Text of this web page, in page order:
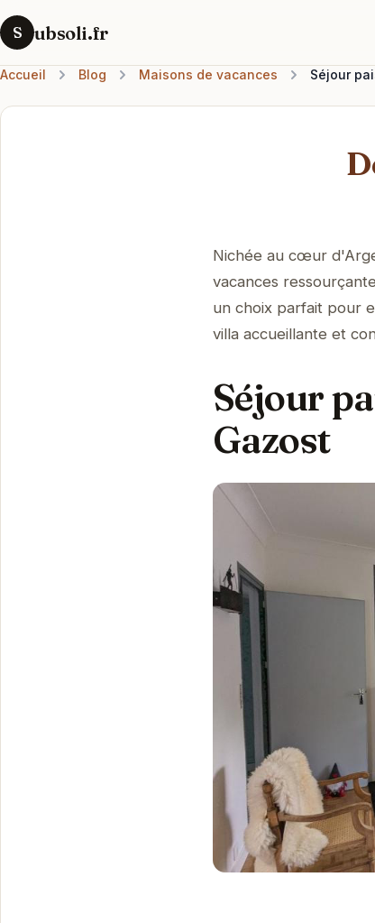
S ubsoli.fr
Accueil Blog Maisons de vacances Séjour
Nichée au cœur
vacances
un choix parfait pour
villa accueillante et
Séjour
Gazost